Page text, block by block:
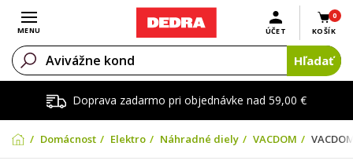
Doprava zadarmo pri objednávke nad 59,00 €
Otvoriť menu
MENU
0
KOŠÍK
ÚČET
Hľadať
Domácnosť Elektro Náhradné diely VACDOM